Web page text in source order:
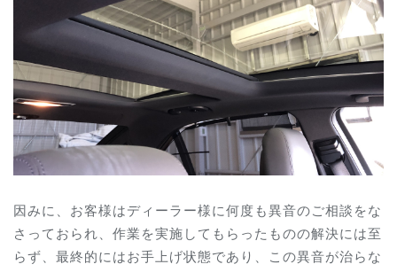
因みに、お客様はディーラー様に何度も異音のご相談をな
さっておられ、作業を実施してもらったものの解決には至
らず、最終的にはお手上げ状態であり、この異音が治らな